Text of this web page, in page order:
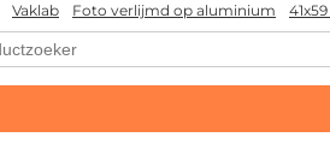
Vaklab Foto verlijmd op aluminium